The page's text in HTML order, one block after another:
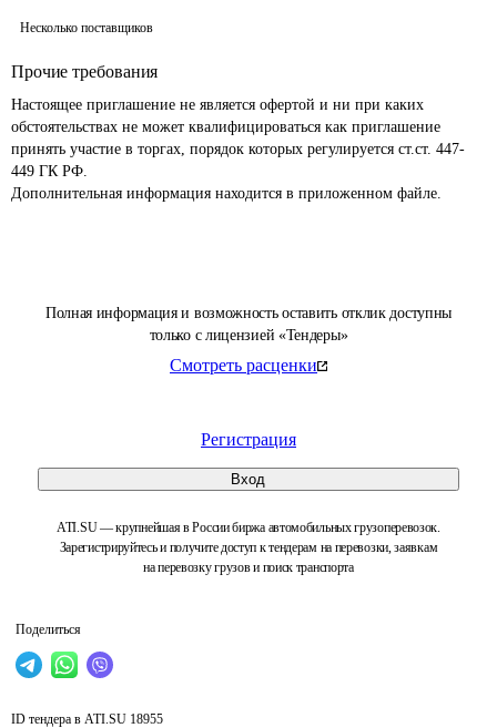
Полная информация и возможность оставить отклик доступны
только с лицензией «Тендеры»
Смотреть расценки
Регистрация
Вход
ATI.SU — крупнейшая в России биржа автомобильных грузоперевозок.
Зарегистрируйтесь и получите доступ к тендерам на перевозки, заявкам
на перевозку грузов и поиск транспорта
Поделиться
Несколько поставщиков
Прочие требования
Настоящее приглашение не является офертой и ни при каких
обстоятельствах не может квалифицироваться как приглашение
принять участие в торгах, порядок которых регулируется ст.ст. 447-
449 ГК РФ.
Дополнительная информация находится в приложенном файле.
ID тендера в ATI.SU 18955